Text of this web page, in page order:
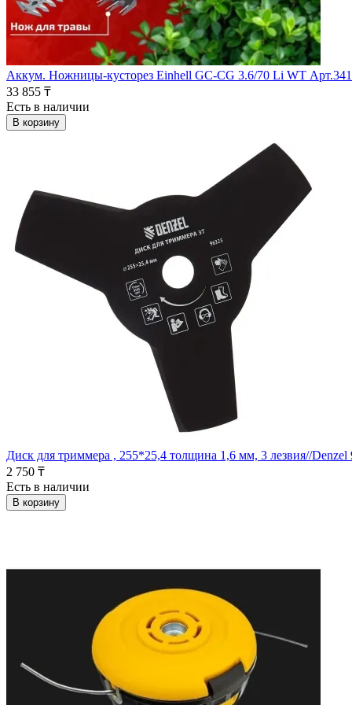
Аккум. Ножницы-кусторез Einhell GC-CG 3.6/70 Li WT
33 855 ₸
Есть в наличии
В корзину
Диск для триммера , 255*25,4 толщина 1,6 мм, 3 лезвия//Denzel
2 750 ₸
Есть в наличии
В корзину